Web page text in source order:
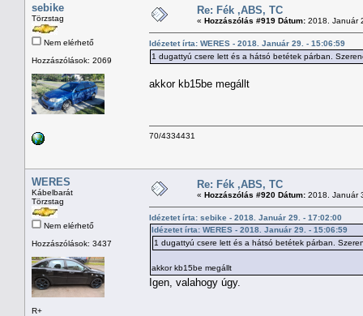
sebike
Törzstag
Nem elérhető
Hozzászólások: 2069
Re: Fék ,ABS, TC
« Hozzászólás #919 Dátum: 2018. Január
Idézetet írta: WERES - 2018. Január 29. - 15:06:59
1 dugattyú csere lett és a hátsó betétek párban.
akkor kb15be megállt
70/4334431
WERES
Kábelbarát
Törzstag
Nem elérhető
Hozzászólások: 3437
R+
Re: Fék ,ABS, TC
« Hozzászólás #920 Dátum: 2018. Január
Idézetet írta: sebike - 2018. Január 29. - 17:02:00
Idézetet írta: WERES - 2018. Január 29. - 15:06:59
1 dugattyú csere lett és a hátsó betétek párban.
akkor kb15be megállt
Igen, valahogy úgy.